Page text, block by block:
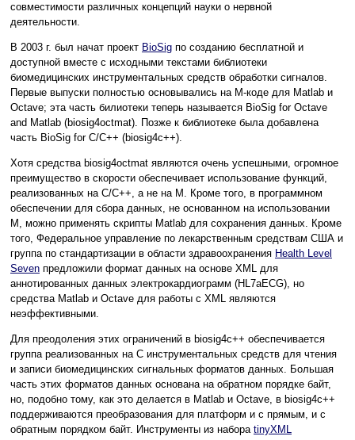
совместимости различных концепций науки о нервной
деятельности.
В 2003 г. был начат проект BioSig по созданию бесплатной и
доступной вместе с исходными текстами библиотеки
биомедицинских инструментальных средств обработки сигналов.
Первые выпуски полностью основывались на M-коде для Matlab и
Octave; эта часть билиотеки теперь называется BioSig for Octave
and Matlab (biosig4octmat). Позже к библиотеке была добавлена
часть BioSig for C/C++ (biosig4c++).
Хотя средства biosig4octmat являются очень успешными, огромное
преимущество в скорости обеспечивает использование функций,
реализованных на C/C++, а не на M. Кроме того, в программном
обеспечении для сбора данных, не основанном на использовании
M, можно применять скрипты Matlab для сохранения данных. Кроме
того, Федеральное управление по лекарственным средствам США и
группа по стандартизации в области здравоохранения Health Level
Seven предложили формат данных на основе XML для
аннотированных данных электрокардиограмм (HL7aECG), но
средства Matlab и Octave для работы с XML являются
неэффективными.
Для преодоления этих ограничений в biosig4c++ обеспечивается
группа реализованных на C инструментальных средств для чтения
и записи биомедицинских сигнальных форматов данных. Большая
часть этих форматов данных основана на обратном порядке байт,
но, подобно тому, как это делается в Matlab и Octave, в biosig4c++
поддерживаются преобразования для платформ и с прямым, и с
обратным порядком байт. Инструменты из набора tinyXML